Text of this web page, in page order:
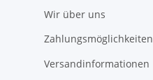
Wir über uns
Zahlungsmöglichkeiten
Versandinformationen